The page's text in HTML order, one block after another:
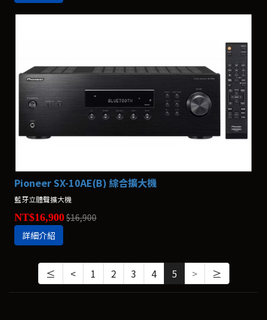
Pioneer SX-10AE(B) 綜合擴大機
藍牙立體聲擴大機
NT$16,900$16,900
詳細介紹
≤ < 1 2 3 4 5 > ≥